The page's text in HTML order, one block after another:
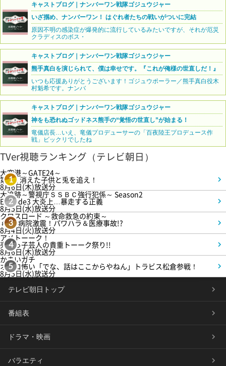
キャストブログ｜ナンバーワン戦隊ゴジュウジャー
いざ掴め、ナンバーワン！ はぐれ者たちの戦いがついに完結
原因不明の感染症が爆発的に流行しているみたいですが、それが厄災
クラディスのボス・
キャストブログ｜ナンバーワン戦隊ゴジュウジャー
熊手真白を演じられて、僕は幸せです。『これが俺様の世直しだ！』
いつも応援ありがとうございます！ゴジュウポーラー／熊手真白役木
村魁希です。ナンバ
キャストブログ｜ナンバーワン戦隊ゴジュウジャー
神をも恐れぬゴッドネス熊手の“覚悟の世直し”が始まる！
竜儀店長…いえ、竜儀プロデューサーの「百夜陸王プロデュース作
戦」ビックリでしたね
TVer視聴ランキング（テレビ朝日）
1
大空港～GATE24～
第3話 消えた子供と兎を追え！
8月6日(木)放送分
2
大追跡～警視庁ＳＳＢＣ強行犯係～ Season2
Episode3 大炎上…暴走する正義
8月5日(水)放送分
3
クロスロード ～救命救急の約束～
＃5 病院激震！パワハラ＆医療事故!?
8月4日(火)放送分
4
アメトーーク！
売れっ子芸人の貴重トーーク祭り!!
8月6日(木)放送分
5
かまいガチ
オモロ怖い「でな、話はここからやねん」トラビス松倉参戦！
8月5日(水)放送分
テレビ朝日トップ
番組表
ドラマ・映画
バラエティ